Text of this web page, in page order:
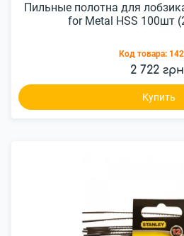
Пильные полотна для
for Metal HSS 100шт
Код товара:
2 722
Купить